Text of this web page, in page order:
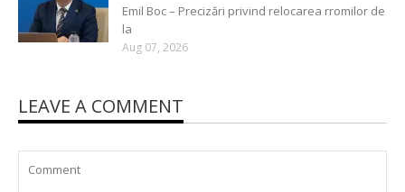
Emil Boc – Precizări privind relocarea rromilor de
la
Aug 07, 2026
LEAVE A COMMENT